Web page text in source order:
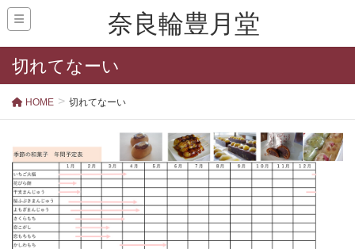
奈良輪豊月堂
切れてなーい
HOME 切れてなーい